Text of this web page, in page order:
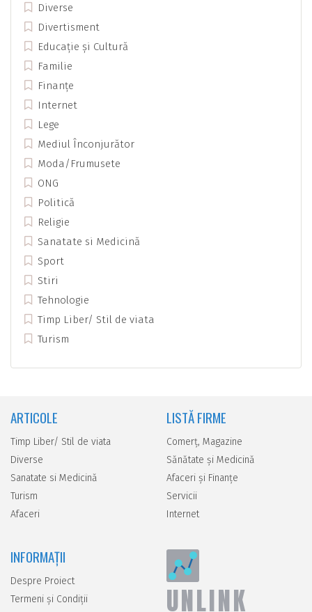
Diverse
Divertisment
Educație și Cultură
Familie
Finanțe
Internet
Lege
Mediul Înconjurător
Moda/Frumusete
ONG
Politică
Religie
Sanatate si Medicină
Sport
Stiri
Tehnologie
Timp Liber/ Stil de viata
Turism
ARTICOLE
Timp Liber/ Stil de viata
Diverse
Sanatate si Medicină
Turism
Afaceri
LISTĂ FIRME
Comerţ, Magazine
Sănătate şi Medicină
Afaceri şi Finanţe
Servicii
Internet
INFORMAȚII
Despre Proiect
Termeni și Condiții
UNLINK